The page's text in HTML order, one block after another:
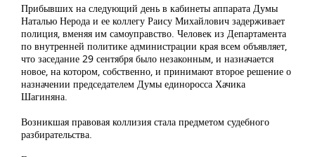
Прибывших на следующий день в кабинеты аппарата Думы
Наталью Нерода и ее коллегу Раису Михайлович задерживает
полиция, вменяя им самоуправство. Человек из Департамента
по внутренней политике администрации края всем объявляет,
что заседание 29 сентября было незаконным, и назначается
новое, на котором, собственно, и принимают второе решение о
назначении председателем Думы единоросса Хачика
Шагиняна.
Возникшая правовая коллизия стала предметом судебного
разбирательства.